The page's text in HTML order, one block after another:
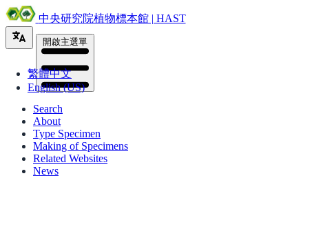
中央研究院植物標本館 | HAST
繁體中文
English (US)
開啟主選單
Search
About
Type Specimen
Making of Specimens
Related Websites
News